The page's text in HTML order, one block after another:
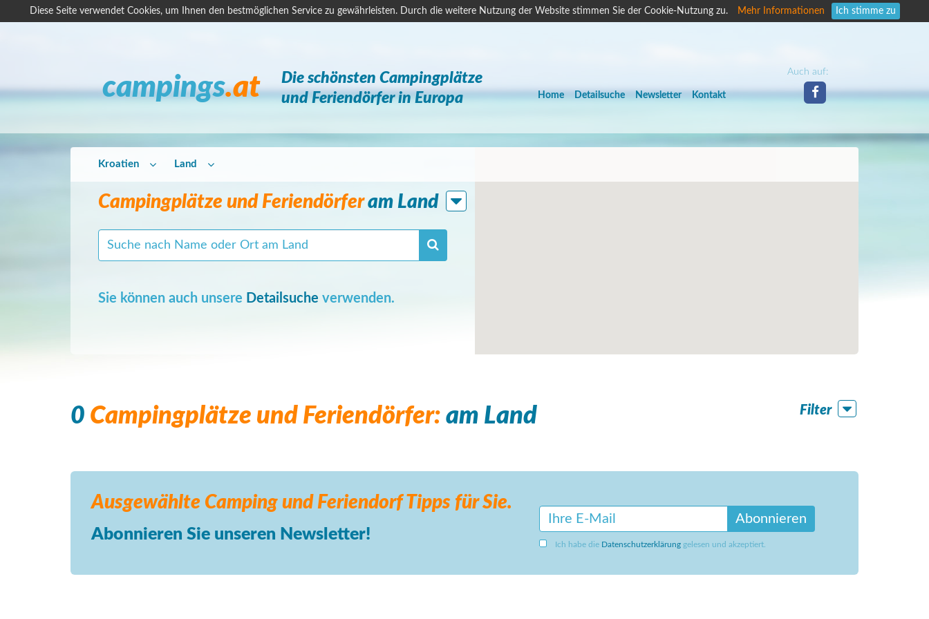
Diese Seite verwendet Cookies, um Ihnen den bestmöglichen Service zu gewährleisten. Durch die weitere Nutzung der Website stimmen Sie der Cookie-Nutzung zu. Mehr Informationen Ich stimme zu
campings.at
Die schönsten Campingplätze
und Feriendörfer in Europa
Home Detailsuche Newsletter Kontakt
Auch auf:
Campingplätze und Feriendörferam Land
Sie können auch unsere Detailsuche verwenden.
Kroatien Land
0 Campingplätze und Feriendörfer: am Land Filter
Ausgewählte Camping und FeriendorfTipps für Sie.
Abonnieren Sie unseren Newsletter!
Abonnieren
Ich habe die Datenschutzerklärunggelesen und akzeptiert.